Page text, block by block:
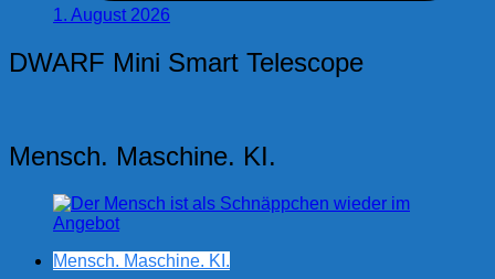
1. August 2026
DWARF Mini Smart Telescope
Mensch. Maschine. KI.
Mensch. Maschine. KI.